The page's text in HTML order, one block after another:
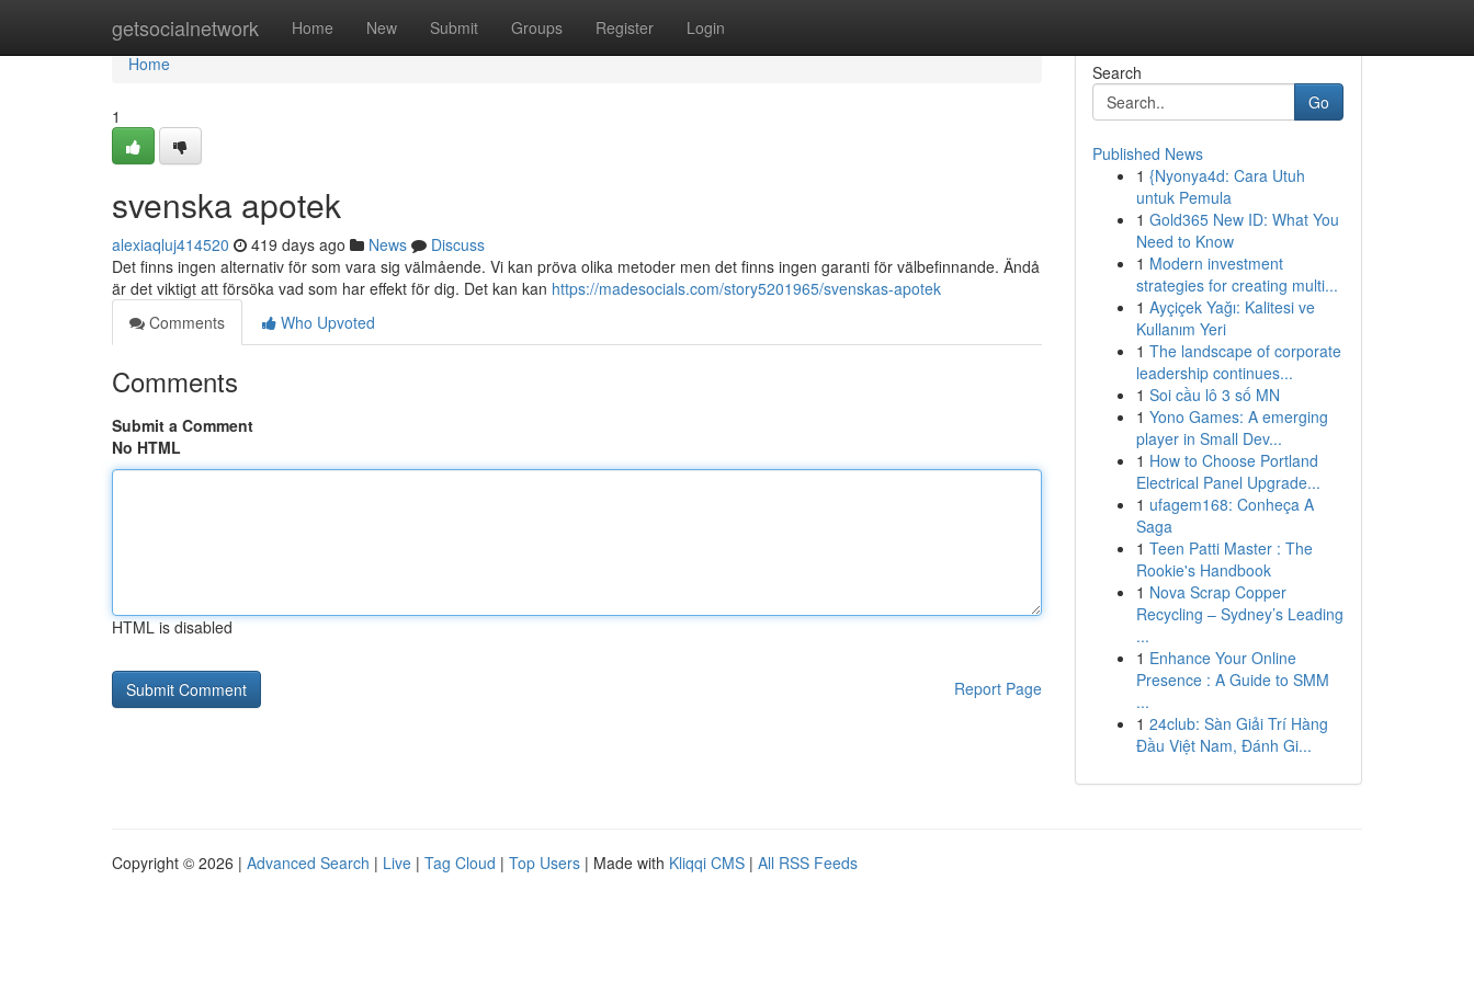
getsocialnetwork Home New Submit Groups Register Login
Home
Home
1
svenska apotek
alexiaqluj414520 419 days ago News
Discuss
Det finns ingen alternativ för som vara sig välmående. Vi kan pröva olika metoder men det finns ingen garanti för välbefinnande. Ändå
är det viktigt att försöka vad som har effekt för dig. Det kan kan https://madesocials.com/story5201965/svenskas-apotek
Comments
Who Upvoted
Comments
Submit a Comment
No HTML
HTML is disabled
Report Page
Search
Go
Published News
1 {Nyonya4d: Cara Utuh
untuk Pemula
1 Gold365 New ID: What You
Need to Know
1 Modern investment
strategies for creating multi...
1 Ayçiçek Yağı: Kalitesi ve
Kullanım Yeri
1 The landscape of corporate
leadership continues...
1 Soi cầu lô 3 số MN
1 Yono Games: A emerging
player in Small Dev...
1 How to Choose Portland
Electrical Panel Upgrade...
1 ufagem168: Conheça A
Saga
1 Teen Patti Master : The
Rookie's Handbook
1 Nova Scrap Copper
Recycling – Sydney’s Leading
...
1 Enhance Your Online
Presence : A Guide to SMM
...
1 24club: Sàn Giải Trí Hàng
Đầu Việt Nam, Đánh Gi...
Copyright © 2026 | Advanced Search | Live | Tag Cloud | Top Users | Made with Kliqqi CMS | All RSS Feeds